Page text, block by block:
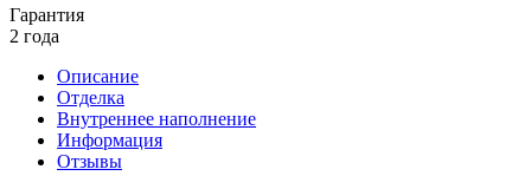
Гарантия
2 года
Описание
Отделка
Внутреннее наполнение
Информация
Отзывы